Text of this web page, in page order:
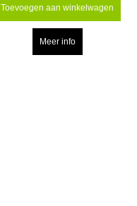
Toevoegen aan winkelwagen
Meer info